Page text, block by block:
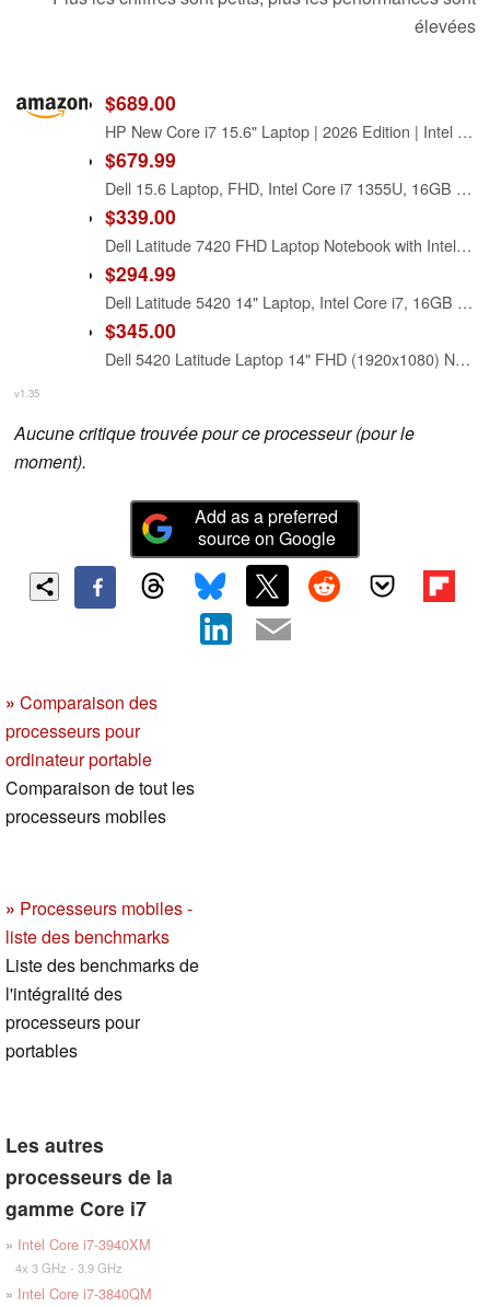
élevées
$689.00
HP New Core i7 15.6" Laptop | 2026 Edition | Intel High-Performance Core i7-1255U up to 4.7GHz | 16GB RAM - 1TB PCIe SSD | Webcam | FHD | Long Battery Life | Windows 11 | Business & Academic
$679.99
Dell 15.6 Laptop, FHD, Intel Core i7 1355U, 16GB RAM, Windows 11 Home
$339.00
Dell Latitude 7420 FHD Laptop Notebook with Intel Core i7 11th Gen Processor (16GB Ram, 512GB SSD, WiFi, Bluetooth) Windows 11 Pro - Carbon Fiber (Renewed)
$294.99
Dell Latitude 5420 14" Laptop, Intel Core i7, 16GB RAM, 256GB SSD, Win11 Pro (Renewed)
$345.00
Dell 5420 Latitude Laptop 14" FHD (1920x1080) Notebook, 11th Gen Intel Core i7-1185G7, 16GB RAM, 512MB M.2-NVMe, Thunderbolt, HDMI, Type-C, Webcam, Windows 11 Pro (Renewed)
v1.35
Aucune critique trouvée pour ce processeur (pour le
moment).
Add as a preferred
source on Google
» Comparaison des
processeurs pour
ordinateur portable
Comparaison de tout les
processeurs mobiles
» Processeurs mobiles -
liste des benchmarks
Liste des benchmarks de
l'intégralité des
processeurs pour
portables
Les autres
processeurs de la
gamme Core i7
» Intel Core i7-3940XM
4x 3 GHz - 3.9 GHz
» Intel Core i7-3840QM